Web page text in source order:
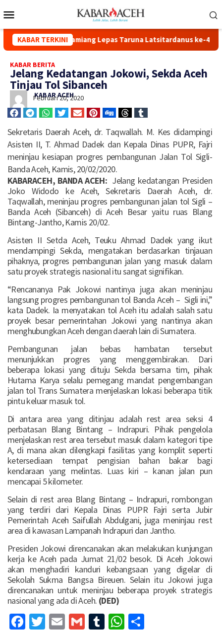
KABAR TERKINI
Bupati Aceh Tamiang Lepas Taruna Latsitardanus ke-46 Tahun
KABAR BERITA
Jelang Kedatangan Jokowi, Sekda Aceh
Tinjau Tol Sibanceh
KABAR ACEH
Februari 20, 2020
Sekretaris Daerah Aceh, dr. Taqwallah. M. Kes didampingi
Asisten II, T. Ahmad Dadek dan Kepala Dinas PUPR, Fajri
meninjau kesiapan progres pembangunan Jalan Tol Sigli-
Banda Aceh, Kamis, 20/02/2020.
KABARACEH, BANDA ACEH: Jelang kedatangan Presiden
Joko Widodo ke Aceh, Sekretaris Daerah Aceh, dr.
Taqwallah, meninjau progres pembangunan jalan tol Sigli –
Banda Aceh (Sibanceh) di Aceh Besar yaitu ruas Blang
Bintang-Jantho, Kamis 20/02.
Asisten II Setda Aceh, Teuku Ahmad Dadek yang ikut
mendampingi Sekda, mengatakan berdasarkan tinjauan
pihaknya, progres pembangunan jalan yang masuk dalam
satu proyek strategis nasional itu sangat signifikan.
“Rencananya Pak Jokowi nantinya juga akan meninjau
langsung progres pembangunan tol Banda Aceh – Sigli ini,”
kata Dadek. Ia menyatakan tol Aceh itu adalah salah satu
proyek besar pemerintahan Jokowi yang nantinya akan
menghubungkan Aceh dengan daerah lain di Sumatera.
Pembangunan jalan bebas hambatan tersebut
menunjukkan progres yang menggembirakan. Dari
beberapa lokasi yang dituju Sekda bersama tim, pihak
Hutama Karya selalu pemegang mandat pengembangan
jalan tol Trans Sumatera menjelaskan lokasi beberapa titik
pintu keluar masuk tol.
Di antara area yang ditinjau adalah rest area seksi 4
perbatasan Blang Bintang – Indrapuri. Pihak pengelola
menjelaskan rest area tersebut masuk dalam kategori tipe
A, di mana akan dilengkapi fasilitas yang komplit seperti
ketersediaan tempat pengisian bahan bakar bagi
kendaraan yang melintas. Luas kiri – kanan jalan pun
mencapai 5 kilometer.
Selain di rest area Blang Bintang – Indrapuri, rombongan
yang terdiri dari Kepala Dinas PUPR Fajri serta Jubir
Pemerintah Aceh Saifullah Abdulgani, juga meninjau rest
area di kawasan Lampanah Indrapuri dan Jantho.
Presiden Jokowi direncanakan akan melakukan kunjungan
kerja ke Aceh pada Jumat 21/02 besok. Di Aceh Jokowi
akan menghadiri kanduri kebangsaan yang digelar di
Sekolah Sukma Bangsa Bireuen. Selain itu Jokowi juga
direncanakan untuk meninjau beberapa proyek strategis
nasional yang ada di Aceh. (DED)
Facebook
Twitter
EmailGmailTumblrWhatsApp